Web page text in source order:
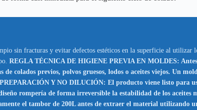
sin fracturas y evitar defectos estéticos en la superficie al utilizar
REGLA TÉCNICA DE HIGIENE PREVIA EN MOLDES:
colados previos, polvos gruesos, lodos o aceites viejos. Un
Y NO DILUCIÓN: El producto viene listo para
rompería de forma irreversible la estabilidad de los aceites
el tambor de 200L antes de extraer el material utilizando